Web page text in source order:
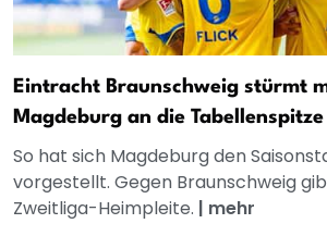
Eintracht Braunschweig stürmt
Magdeburg an die Tabellenspitze
So hat sich Magdeburg den
vorgestellt. Gegen Braunschweig
Zweitliga-Heimpleite. | mehr